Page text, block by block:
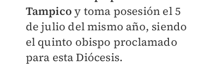
Tampico y toma posesión el 5
de julio del mismo año, siendo
el quinto obispo proclamado
para esta Diócesis.